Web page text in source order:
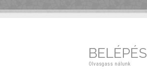
BELÉPÉS
Olvasgass nálunk